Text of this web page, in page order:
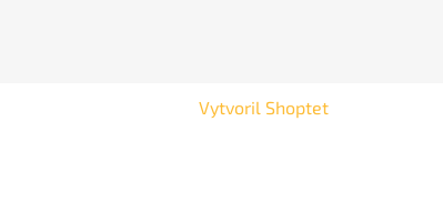
Vytvoril Shoptet